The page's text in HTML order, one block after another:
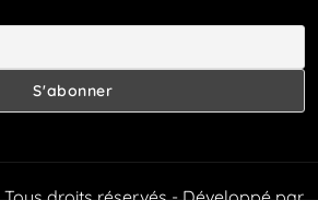
droits réservés - Développé par